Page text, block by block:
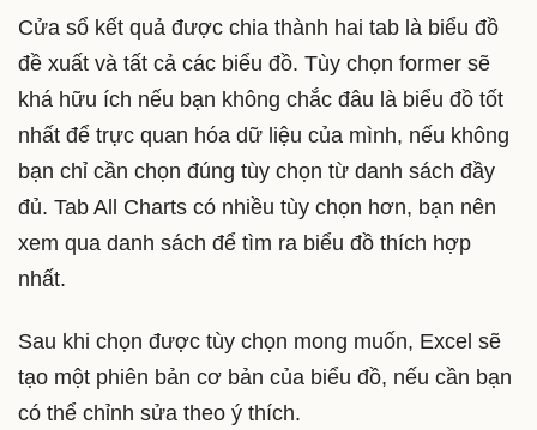
Cửa sổ kết quả được chia thành hai tab là biểu đồ
đề xuất và tất cả các biểu đồ. Tùy chọn former sẽ
khá hữu ích nếu bạn không chắc đâu là biểu đồ tốt
nhất để trực quan hóa dữ liệu của mình, nếu không
bạn chỉ cần chọn đúng tùy chọn từ danh sách đầy
đủ. Tab All Charts có nhiều tùy chọn hơn, bạn nên
xem qua danh sách để tìm ra biểu đồ thích hợp
nhất.
Sau khi chọn được tùy chọn mong muốn, Excel sẽ
tạo một phiên bản cơ bản của biểu đồ, nếu cần bạn
có thể chỉnh sửa theo ý thích.